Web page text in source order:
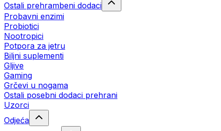
Ostali prehrambeni dodaci
Probavni enzimi
Probiotici
Nootropici
Potpora za jetru
Biljni suplementi
Gljive
Gaming
Grčevi u nogama
Ostali posebni dodaci prehrani
Uzorci
Odjeća